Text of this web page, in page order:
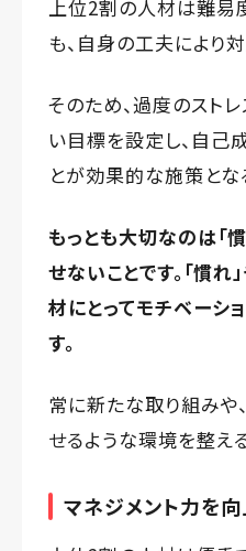
上位2割の人材は難易
も、自身の工夫により
そのため、過度のスト
い目標を設定し、自己
とが効果的な施策とな
もっとも大切なのは「慣
せないことです。「慣れ
材にとってモチベーシ
す。
常に新たな取り組みや
せるような環境を整え
マネジメント力を向